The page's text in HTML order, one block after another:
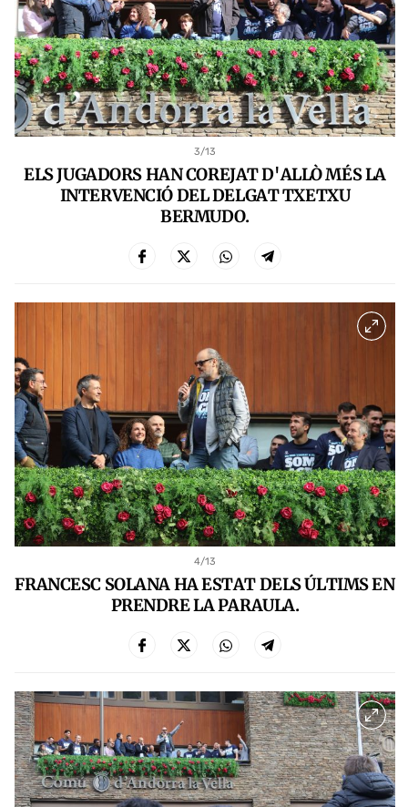
3/13
ELS JUGADORS HAN COREJAT D'ALLÒ MÉS LA
INTERVENCIÓ DEL DELGAT TXETXU
BERMUDO.
4/13
FRANCESC SOLANA HA ESTAT DELS ÚLTIMS EN
PRENDRE LA PARAULA.